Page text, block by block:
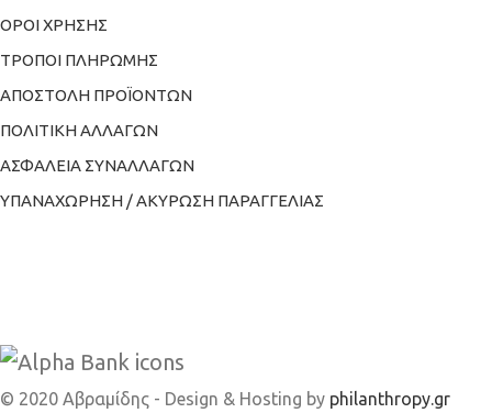
ΟΡΟΙ ΧΡΗΣΗΣ
ΤΡΟΠΟΙ ΠΛΗΡΩΜΗΣ
ΑΠΟΣΤΟΛΗ ΠΡΟΪΟΝΤΩΝ
ΠΟΛΙΤΙΚΗ ΑΛΛΑΓΩΝ
ΑΣΦΑΛΕΙΑ ΣΥΝΑΛΛΑΓΩΝ
ΥΠΑΝΑΧΩΡΗΣΗ / ΑΚΥΡΩΣΗ ΠΑΡΑΓΓΕΛΙΑΣ
© 2020 Αβραμίδης - Design & Hosting by philanthropy.gr